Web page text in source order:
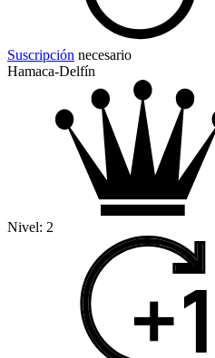
Suscripción necesario
Hamaca-Delfín
Nivel: 2